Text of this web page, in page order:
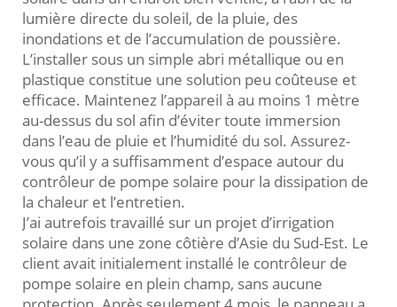
lumière directe du soleil, de la pluie, des
inondations et de l’accumulation de poussière.
L’installer sous un simple abri métallique ou en
plastique constitue une solution peu coûteuse et
efficace. Maintenez l’appareil à au moins 1 mètre
au-dessus du sol afin d’éviter toute immersion
dans l’eau de pluie et l’humidité du sol. Assurez-
vous qu’il y a suffisamment d’espace autour du
contrôleur de pompe solaire pour la dissipation de
la chaleur et l’entretien.
J’ai autrefois travaillé sur un projet d’irrigation
solaire dans une zone côtière d’Asie du Sud-Est. Le
client avait initialement installé le contrôleur de
pompe solaire en plein champ, sans aucune